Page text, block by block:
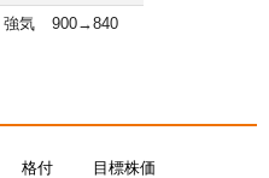
強気 900→840
格付
目標株価